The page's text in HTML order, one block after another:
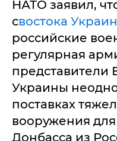
НАТО заявил,
свостока
российские
регулярная
представители
Украины
поставках
вооружения
Донбасса из